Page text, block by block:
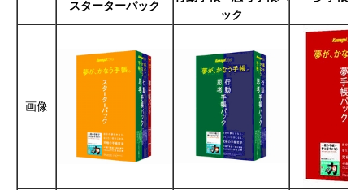
スターターパック
ック
画像